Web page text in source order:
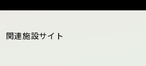
関連施設サイト